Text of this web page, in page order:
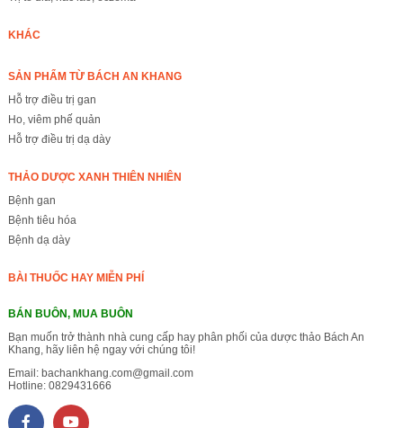
KHÁC
SẢN PHẨM TỪ BÁCH AN KHANG
Hỗ trợ điều trị gan
Ho, viêm phế quản
Hỗ trợ điều trị dạ dày
THẢO DƯỢC XANH THIÊN NHIÊN
Bệnh gan
Bệnh tiêu hóa
Bệnh dạ dày
BÀI THUỐC HAY MIỄN PHÍ
BÁN BUÔN, MUA BUÔN
Bạn muốn trở thành nhà cung cấp hay phân phối của dược thảo Bách An
Khang, hãy liên hệ ngay với chúng tôi!
Email: bachankhang.com@gmail.com
Hotline: 0829431666